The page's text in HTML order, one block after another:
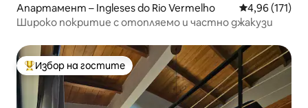
Апартамент – Ingleses do Rio Vermelho Средна
4,96 (171)
Широко покритие с отопляемо и частно джакузи
Най-популярен избор на гостите
Избор на гостите